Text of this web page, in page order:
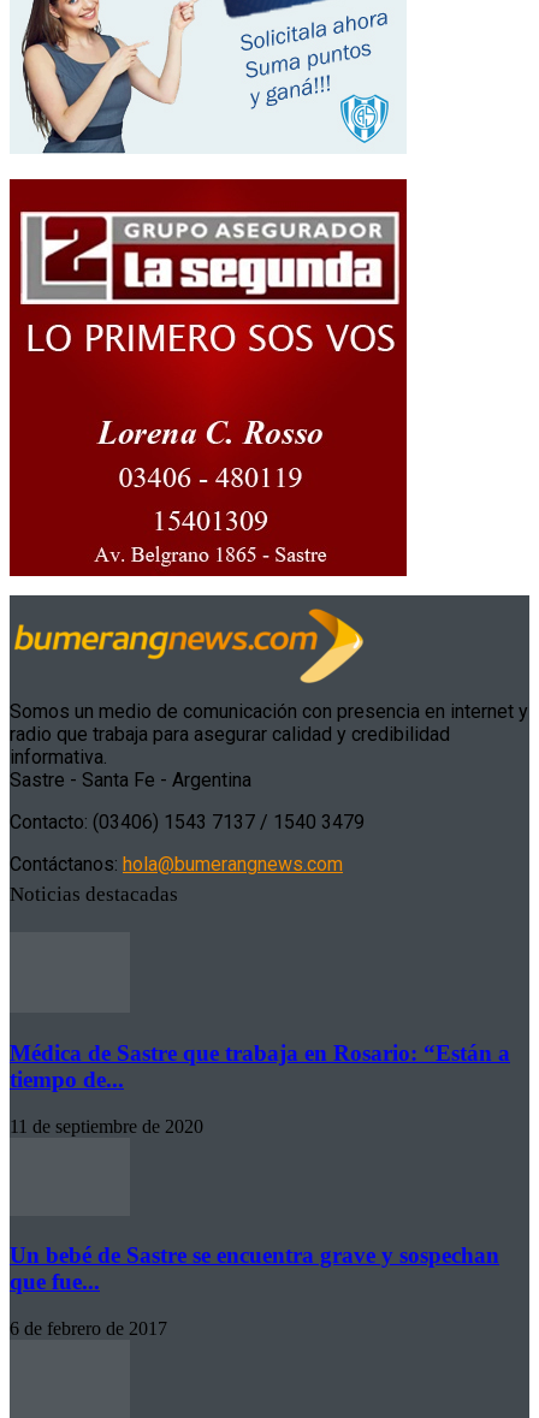
Somos un medio de comunicación con presencia en internet y
radio que trabaja para asegurar calidad y credibilidad
informativa.
Sastre - Santa Fe - Argentina
Contacto: (03406) 1543 7137 / 1540 3479
Contáctanos: hola@bumerangnews.com
Noticias destacadas
Médica de Sastre que trabaja en Rosario: “Están a
tiempo de...
11 de septiembre de 2020
Un bebé de Sastre se encuentra grave y sospechan
que fue...
6 de febrero de 2017